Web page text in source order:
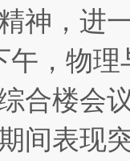
神，进
午，物
合楼会
间表现